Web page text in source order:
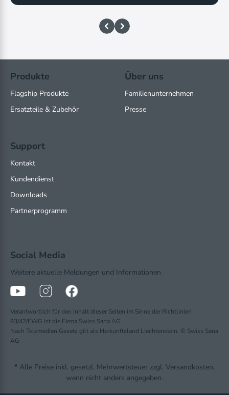
Produkte
Flagship Produkte
Ersatzteile & Zubehör
Über uns
Familienunternehmen
Presse
Support
Kontakt
Kundendienst
Downloads
Partnerprogramm
Social Media
Weitere aktuelle Meldungen und Informationen
Verantwortlich für den Inhalt dieser Seiten im Sinne der Richtlinien
93/42/EWG ist die Firma Swiss Sana AG.
Nach Telemedien Gesetz gilt als Herkunftsland Liechtenstein. © Swiss Sana
AG
* Alle Preise inkl. gesetzl. Mehrwertsteuer zzgl. Versandkosten,
wenn nicht anders angegeben.